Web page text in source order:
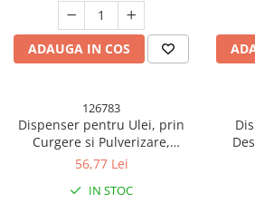
ADAUGA IN COS
126783
Dispenser pentru Ulei, prin
Curgere si Pulverizare,
Deschidere si Inchidere
550mL, 11.4x7.8x22.8cm, Gri
56,77 Lei
IN STOC